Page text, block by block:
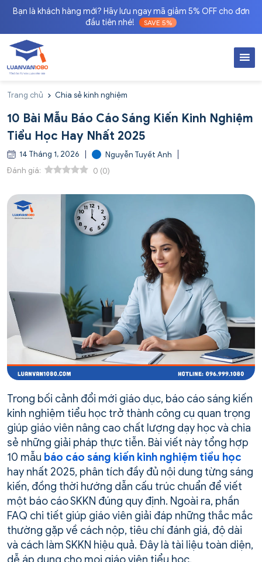
Bạn là khách hàng mới? Hãy lưu ngay mã giảm 5% OFF cho đơn
đầu tiên nhé!
SAVE 5%
Trang chủ Chia sẻ kinh nghiệm
10 Bài Mẫu Báo Cáo Sáng Kiến Kinh Nghiệm
Tiểu Học Hay Nhất 2025
14 Tháng 1, 2026
Nguyễn Tuyết Anh
Đánh giá:
0 (0)
Trong bối cảnh đổi mới giáo dục, báo cáo sáng kiến
kinh nghiệm tiểu học trở thành công cụ quan trọng
giúp giáo viên nâng cao chất lượng dạy học và chia
sẻ những giải pháp thực tiễn. Bài viết này tổng hợp
10 mẫu báo cáo sáng kiến kinh nghiệm tiểu học
hay nhất 2025, phân tích đầy đủ nội dung từng sáng
kiến, đồng thời hướng dẫn cấu trúc chuẩn để viết
một báo cáo SKKN đúng quy định. Ngoài ra, phần
FAQ chi tiết giúp giáo viên giải đáp những thắc mắc
thường gặp về cách nộp, tiêu chí đánh giá, độ dài
và cách làm SKKN hiệu quả. Đây là tài liệu toàn diện,